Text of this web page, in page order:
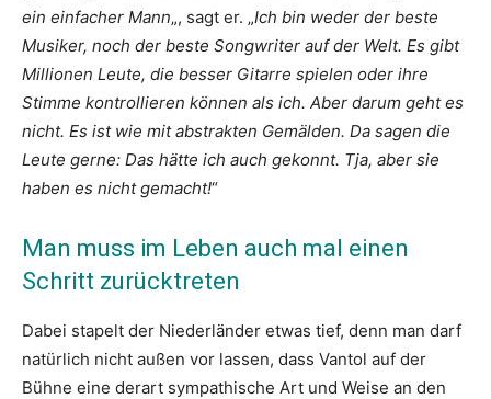
ein einfacher Mann„, sagt er. „Ich bin weder der beste
Musiker, noch der beste Songwriter auf der Welt. Es gibt
Millionen Leute, die besser Gitarre spielen oder ihre
Stimme kontrollieren können als ich. Aber darum geht es
nicht. Es ist wie mit abstrakten Gemälden. Da sagen die
Leute gerne: Das hätte ich auch gekonnt. Tja, aber sie
haben es nicht gemacht!“
Man muss im Leben auch mal einen
Schritt zurücktreten
Dabei stapelt der Niederländer etwas tief, denn man darf
natürlich nicht außen vor lassen, dass Vantol auf der
Bühne eine derart sympathische Art und Weise an den